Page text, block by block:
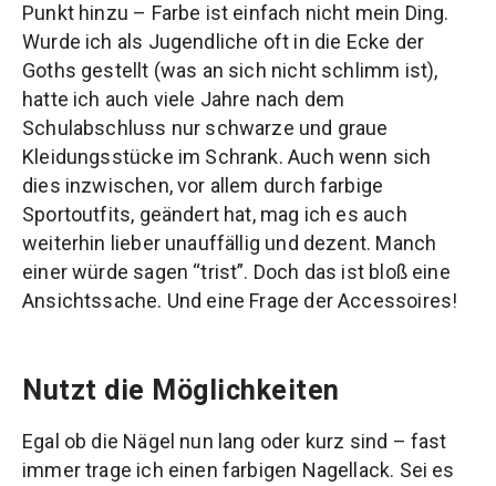
Punkt hinzu – Farbe ist einfach nicht mein Ding.
Wurde ich als Jugendliche oft in die Ecke der
Goths gestellt (was an sich nicht schlimm ist),
hatte ich auch viele Jahre nach dem
Schulabschluss nur schwarze und graue
Kleidungsstücke im Schrank. Auch wenn sich
dies inzwischen, vor allem durch farbige
Sportoutfits, geändert hat, mag ich es auch
weiterhin lieber unauffällig und dezent. Manch
einer würde sagen “trist”. Doch das ist bloß eine
Ansichtssache. Und eine Frage der Accessoires!
Nutzt die Möglichkeiten
Egal ob die Nägel nun lang oder kurz sind – fast
immer trage ich einen farbigen Nagellack. Sei es